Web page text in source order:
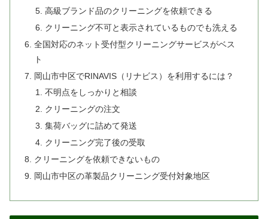
高級ブランド品のクリーニングを依頼できる
クリーニング不可と表示されているものでも洗える
全国対応のネット受付型クリーニングサービスがベス
ト
岡山市中区でRINAVIS（リナビス）を利用するには？
不明点をしっかりと相談
クリーニングの注文
集荷バッグに詰めて発送
クリーニング完了後の受取
クリーニングを依頼できないもの
岡山市中区の革製品クリーニング受付対象地区